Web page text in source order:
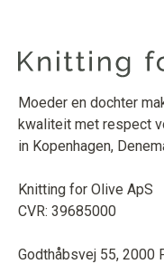
Moeder en dochter
kwaliteit met respect
in Kopenhagen,
Knitting for Olive ApS
CVR: 39685000
Godthåbsvej 55, 2000